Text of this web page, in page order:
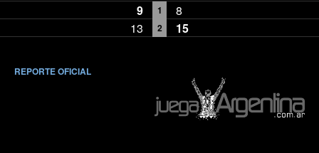
9 1
8
13
2 15
REPORTE OFICIAL